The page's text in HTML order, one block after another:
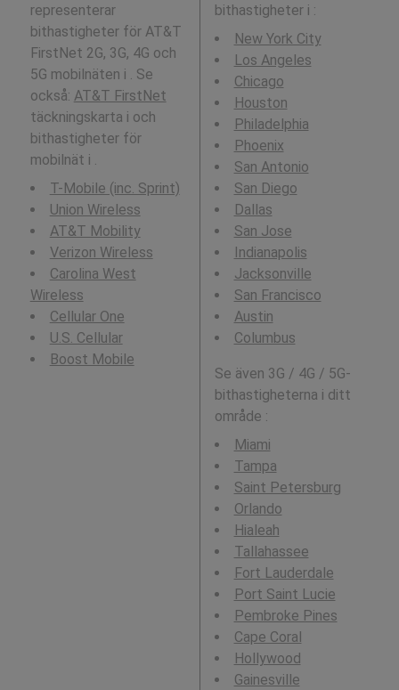
representerar
bithastigheter för AT&T
FirstNet 2G, 3G, 4G och
5G mobilnäten i . Se
också: AT&T FirstNet
täckningskarta i och
bithastigheter för
mobilnät i .
T-Mobile (inc. Sprint)
Union Wireless
AT&T Mobility
Verizon Wireless
Carolina West
Wireless
Cellular One
U.S. Cellular
Boost Mobile
bithastigheter i :
New York City
Los Angeles
Chicago
Houston
Philadelphia
Phoenix
San Antonio
San Diego
Dallas
San Jose
Indianapolis
Jacksonville
San Francisco
Austin
Columbus
Se även 3G / 4G / 5G-
bithastigheterna i ditt
område :
Miami
Tampa
Saint Petersburg
Orlando
Hialeah
Tallahassee
Fort Lauderdale
Port Saint Lucie
Pembroke Pines
Cape Coral
Hollywood
Gainesville